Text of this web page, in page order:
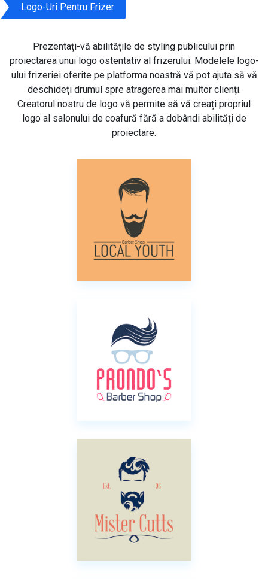
Logo-Uri Pentru Frizer
Prezentați-vă abilitățile de styling publicului prin
proiectarea unui logo ostentativ al frizerului. Modelele logo-
ului frizeriei oferite pe platforma noastră vă pot ajuta să vă
deschideți drumul spre atragerea mai multor clienți.
Creatorul nostru de logo vă permite să vă creați propriul
logo al salonului de coafură fără a dobândi abilități de
proiectare.